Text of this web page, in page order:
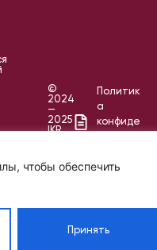
чтобы обеспечить
Принять
©
2024
—
2025
IKR
Политик
а
конфиде
Пользов
ение